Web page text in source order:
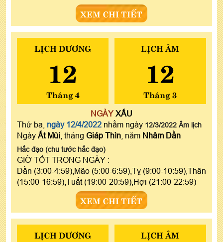
XEM CHI TIẾT
LỊCH DƯƠNG
12
Tháng 4
LỊCH ÂM
12
Tháng 3
NGÀYXẤU
Thứ ba, ngày 12/4/2022 nhằm ngày 12/3/2022 Âm lịch
Ngày Ất Mùi , tháng Giáp Thìn , năm Nhâm Dần
Hắc đạo (chu tước hắc đạo)
GIỜ TỐT TRONG NGÀY :
Dần (3:00-4:59),Mão (5:00-6:59),Tỵ (9:00-10:59),Thân
(15:00-16:59),Tuất (19:00-20:59),Hợi (21:00-22:59)
XEM CHI TIẾT
LỊCH DƯƠNG LỊCH ÂM